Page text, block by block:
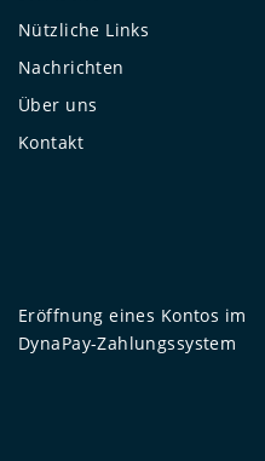
Nützliche Links
Nachrichten
Über uns
Kontakt
Eröffnung eines Kontos im
DynaPay-Zahlungssystem